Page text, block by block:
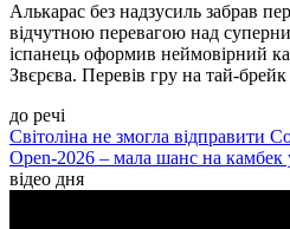
Алькарас без надзусиль забрав
відчутною перевагою над
іспанець оформив неймовірний
Звєрєва. Перевів гру на тай-
до речі
Світоліна не змогла відправити
Open-2026 – мала шанс на камбек
відео дня